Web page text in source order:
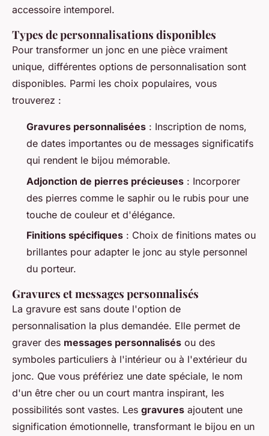
accessoire intemporel.
Types de personnalisations disponibles
Pour transformer un jonc en une pièce vraiment
unique, différentes options de personnalisation sont
disponibles. Parmi les choix populaires, vous
trouverez :
Gravures personnalisées : Inscription de noms,
de dates importantes ou de messages significatifs
qui rendent le bijou mémorable.
Adjonction de pierres précieuses : Incorporer
des pierres comme le saphir ou le rubis pour une
touche de couleur et d'élégance.
Finitions spécifiques : Choix de finitions mates ou
brillantes pour adapter le jonc au style personnel
du porteur.
Gravures et messages personnalisés
La gravure est sans doute l'option de
personnalisation la plus demandée. Elle permet de
graver des messages personnalisés ou des
symboles particuliers à l'intérieur ou à l'extérieur du
jonc. Que vous préfériez une date spéciale, le nom
d'un être cher ou un court mantra inspirant, les
possibilités sont vastes. Les gravures ajoutent une
signification émotionnelle, transformant le bijou en un